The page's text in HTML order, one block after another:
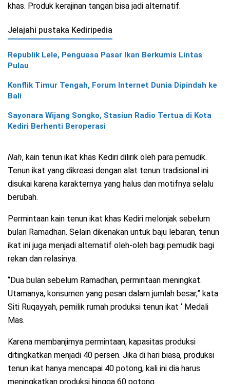
khas. Produk kerajinan tangan bisa jadi alternatif.
Jelajahi pustaka Kediripedia
Republik Lele, Penguasa Pasar Ikan Berkumis Lintas
Pulau
Konflik Timur Tengah, Forum Internet Dunia Dipindah ke
Bali
Sayonara Wijang Songko, Stasiun Radio Tertua di Kota
Kediri Berhenti Beroperasi
Nah, kain tenun ikat khas Kediri dilirik oleh para pemudik.
Tenun ikat yang dikreasi dengan alat tenun tradisional ini
disukai karena karakternya yang halus dan motifnya selalu
berubah.
Permintaan kain tenun ikat khas Kediri melonjak sebelum
bulan Ramadhan. Selain dikenakan untuk baju lebaran, tenun
ikat ini juga menjadi alternatif oleh-oleh bagi pemudik bagi
rekan dan relasinya.
“Dua bulan sebelum Ramadhan, permintaan meningkat.
Utamanya, konsumen yang pesan dalam jumlah besar,” kata
Siti Ruqayyah, pemilik rumah produksi tenun ikat ‘ Medali
Mas.
Karena membanjirnya permintaan, kapasitas produksi
ditingkatkan menjadi 40 persen. Jika di hari biasa, produksi
tenun ikat hanya mencapai 40 potong, kali ini dia harus
meningkatkan produksi hingga 60 potong.